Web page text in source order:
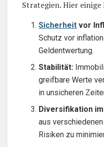
Strategien. Hier
Sicherheit vor
Schutz vor
Geldentwertung.
Stabilität:
greifbare Werte
in unsicheren
Diversifikation
aus
Risiken zu